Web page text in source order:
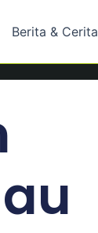
Berita & Cerita